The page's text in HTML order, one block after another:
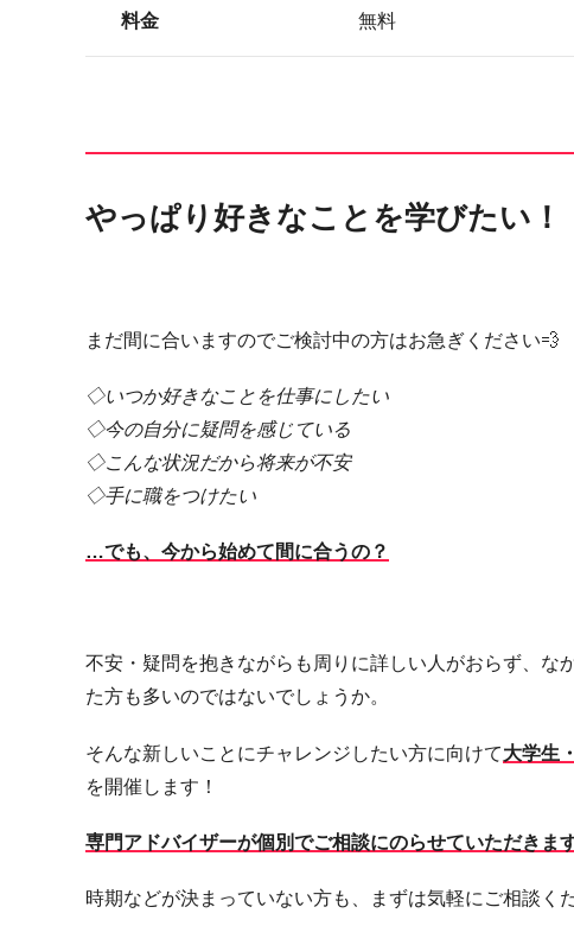
料金 無料
やっぱり好きなことを学びたい！
まだ間に合いますのでご検討中の方はお急ぎください💨
◇いつか好きなことを仕事にしたい
◇今の自分に疑問を感じている
◇こんな状況だから将来が不安
◇手に職をつけたい
…でも、今から始めて間に合うの？
不安・疑問を抱きながらも周りに詳しい人がおらず、な
た方も多いのではないでしょうか。
そんな新しいことにチャレンジしたい方に向けて大学生
を開催します！
専門アドバイザーが個別でご相談にのらせていただきます
時期などが決まっていない方も、まずは気軽にご相談く